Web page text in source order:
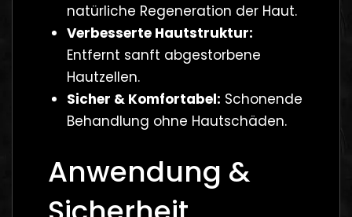
natürliche Regeneration der Haut.
Verbesserte Hautstruktur:
Entfernt sanft abgestorbene
Hautzellen.
Sicher & Komfortabel: Schonende
Behandlung ohne Hautschäden.
Anwendung &